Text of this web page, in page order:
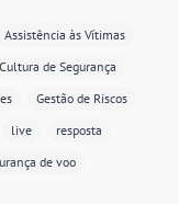
Assistência às Vítimas
Cultura de Segurança
Gestão de Riscos
live
resposta
de voo